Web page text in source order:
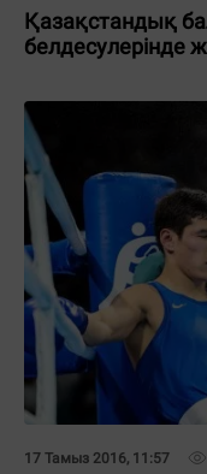
Қазақстандық
белдесулерінде
17 Тамыз 2016, 11:57